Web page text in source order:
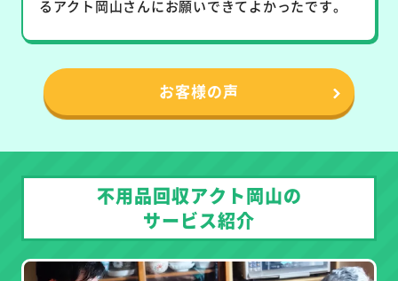
るアクト岡山さんにお願いできてよかったです。
お客様の声
不用品回収アクト岡山の
サービス紹介